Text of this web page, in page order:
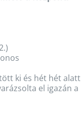
ki és hét hét alatt
el igazán a